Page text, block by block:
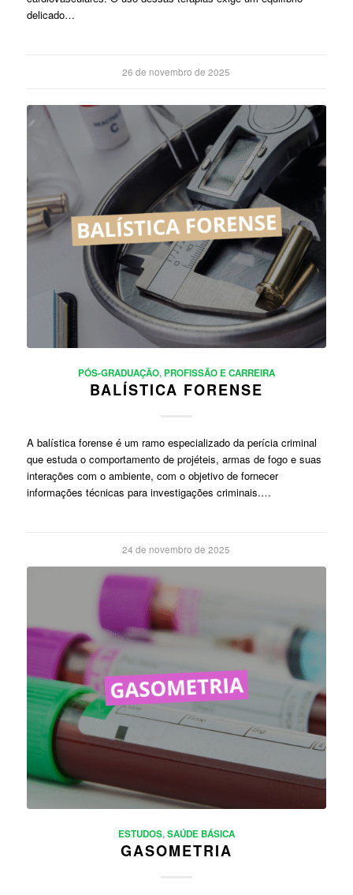
delicado…
26 de novembro de 2025
PÓS-GRADUAÇÃO,PROFISSÃO E CARREIRA
BALÍSTICA FORENSE
A balística forense é um ramo especializado da perícia criminal
que estuda o comportamento de projéteis, armas de fogo e suas
interações com o ambiente, com o objetivo de fornecer
informações técnicas para investigações criminais.…
24 de novembro de 2025
ESTUDOS,SAÚDE BÁSICA
GASOMETRIA